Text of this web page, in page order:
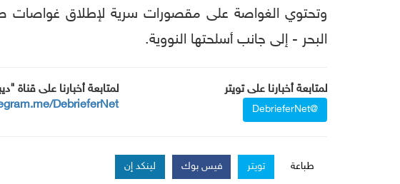
وتحتوي الغواصة على مقصورات سرية لإطلاق غواصات
البحر - إلى جانب أسلحتها النووية.
لمتابعة أخبارنا على تويتر
@DebrieferNet
لمتابعة أخبارنا على قناة
DebrieferNet
طباعة تويتر فيس بوك لينكد إن